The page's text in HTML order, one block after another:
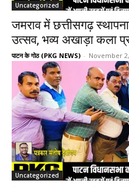
Uncategorized
जमराव में छत्तीसगढ़
उत्सव, भव्य अखाड़ा कला
पाटन के गोठ (PKG NEWS) - November
Uncategorized